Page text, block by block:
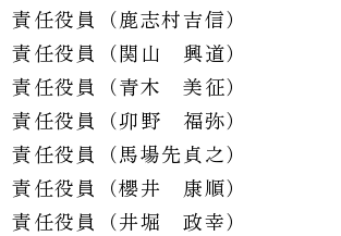
責任役員（鹿志村吉信）
責任役員（関山 興道）
責任役員（青木 美征）
責任役員（卯野 福弥）
責任役員（馬場先貞之）
責任役員（櫻井 康順）
責任役員（井堀 政幸）